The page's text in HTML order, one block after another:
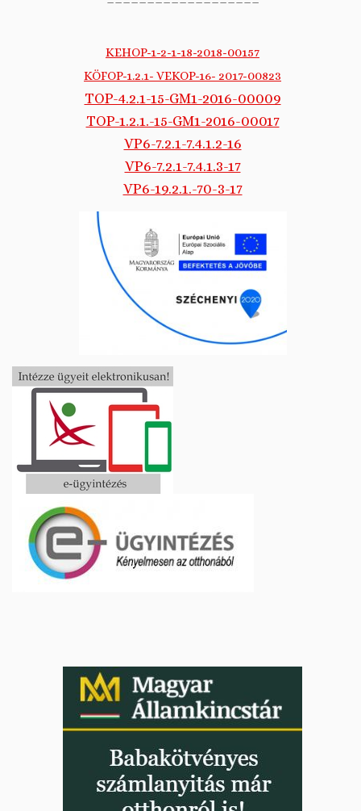
KEHOP-1-2-1-18-2018-00157
KÖFOP-1.2.1- VEKOP-16- 2017-00823
TOP-4.2.1-15-GM1-2016-00009
TOP-1.2.1.-15-GM1-2016-00017
VP6-7.2.1-7.4.1.2-16
VP6-7.2.1-7.4.1.3-17
VP6-19.2.1.-70-3-17